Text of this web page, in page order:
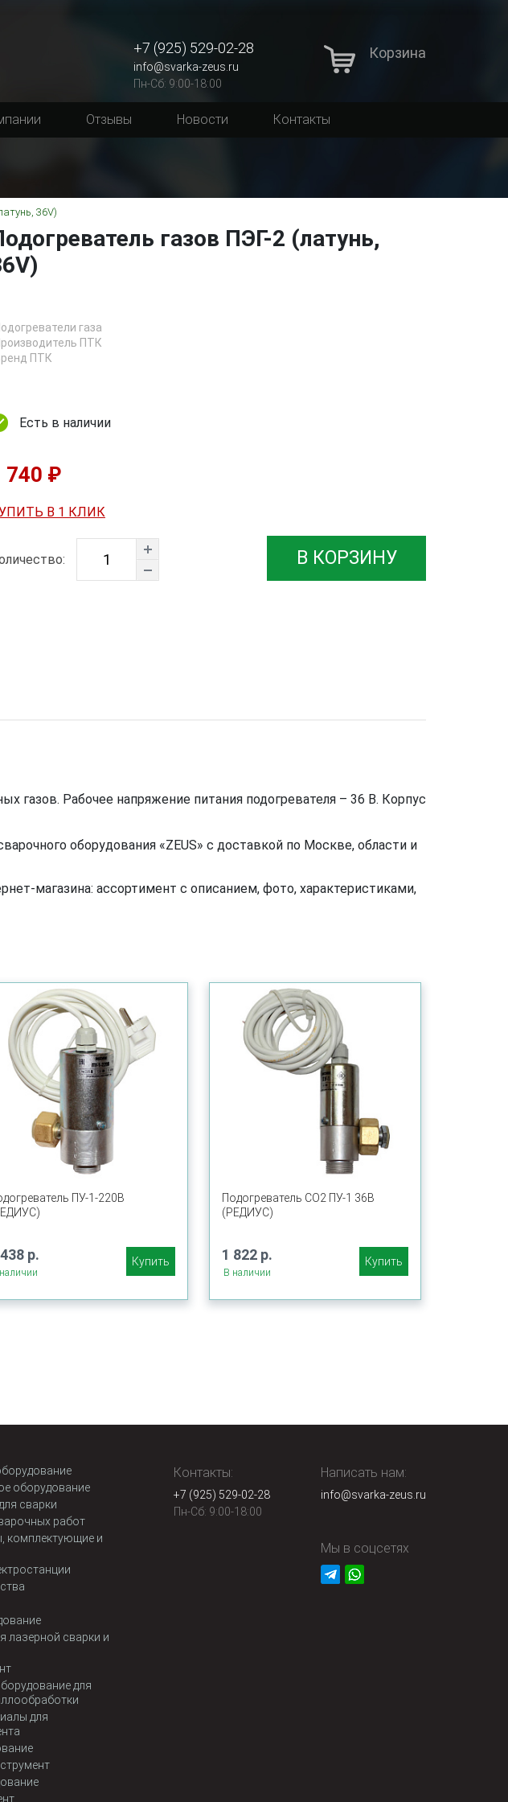
+7 (925) 529-02-28
info@svarka-zeus.ru
Пн-Сб: 9:00-18:00
Корзина
Отзывы Новости Контакты
36V)
газов ПЭГ-2 (латунь,
газа
ПТК
ПТК
Есть в наличии
740 ₽
В 1 КЛИК
В КОРЗИНУ
газов. Рабочее напряжение питания подогревателя – 36 В. Корпус
оборудования «ZEUS» с доставкой по Москве, области и
магазина: ассортимент с описанием, фото, характеристиками,
ПУ-1-220В
р. Купить
Подогреватель СО2 ПУ-1 36В
(РЕДИУС)
1 822 р.
В наличии
Купить
оборудование
сварки
работ
комплектующие и
лазерной сварки и
для
для
Контакты:
+7 (925) 529-02-28
Пн-Сб: 9:00-18:00
Написать нам:
info@svarka-zeus.ru
Мы в соцсетях